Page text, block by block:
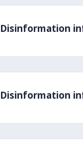
Disinformation
Disinformation